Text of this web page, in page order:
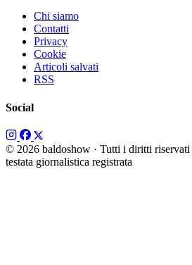
Chi siamo
Contatti
Privacy
Cookie
Articoli salvati
RSS
Social
© 2026 baldoshow · Tutti i diritti riservati
testata giornalistica registrata